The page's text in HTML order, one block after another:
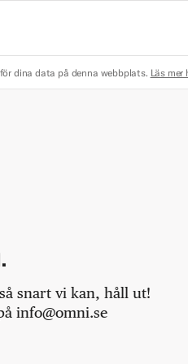
dina data på denna webbplats. Läs mer
snart vi kan, håll ut!
info@omni.se